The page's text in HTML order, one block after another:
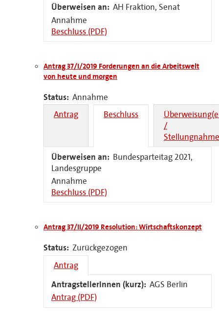
Überweisen an: AH Fraktion, Senat
Annahme
Beschluss (PDF)
Antrag 37/I/2019 Forderungen an die Arbeitswelt
von heute und morgen
Status: Annahme
Antrag
Beschluss
/
Überweisen an: Bundesparteitag 2021,
Landesgruppe
Annahme
Beschluss (PDF)
Antrag 37/II/2019 Resolution: Wirtschaftskonzept
Status: Zurückgezogen
Antrag
AntragstellerInnen (kurz): AGS Berlin
Antrag (PDF)